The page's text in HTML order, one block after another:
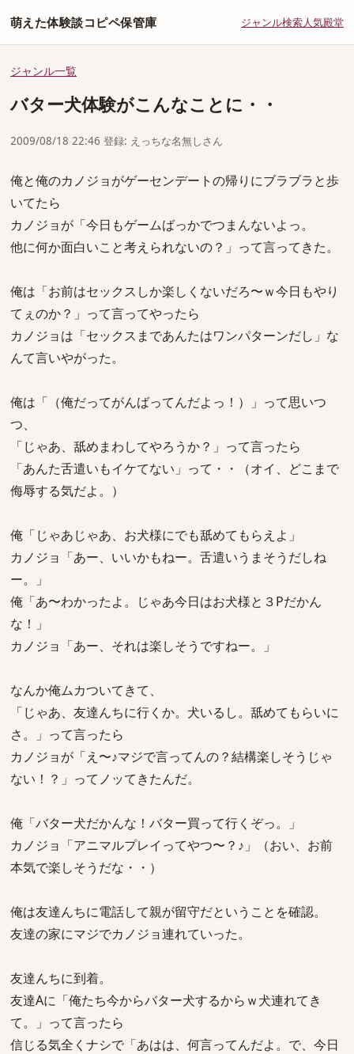
萌えた体験談コピペ保管庫 ジャンル検索人気殿堂
ジャンル一覧
バター犬体験がこんなことに・・
2009/08/18 22:46 登録: えっちな名無しさん
俺と俺のカノジョがゲーセンデートの帰りにブラブラと歩
いてたら
カノジョが「今日もゲームばっかでつまんないよっ。
他に何か面白いこと考えられないの？」って言ってきた。
俺は「お前はセックスしか楽しくないだろ〜ｗ今日もやり
てぇのか？」って言ってやったら
カノジョは「セックスまであんたはワンパターンだし」な
んて言いやがった。
俺は「（俺だってがんばってんだよっ！）」って思いつ
つ、
「じゃあ、舐めまわしてやろうか？」って言ったら
「あんた舌遣いもイケてない」って・・（オイ、どこまで
侮辱する気だよ。）
俺「じゃあじゃあ、お犬様にでも舐めてもらえよ」
カノジョ「あー、いいかもねー。舌遣いうまそうだしね
ー。」
俺「あ〜わかったよ。じゃあ今日はお犬様と３Pだかん
な！」
カノジョ「あー、それは楽しそうですねー。」
なんか俺ムカついてきて、
「じゃあ、友達んちに行くか。犬いるし。舐めてもらいに
さ。」って言ったら
カノジョが「え〜♪マジで言ってんの？結構楽しそうじゃ
ない！？」ってノッてきたんだ。
俺「バター犬だかんな！バター買って行くぞっ。」
カノジョ「アニマルプレイってやつ〜？♪」（おい、お前
本気で楽しそうだな・・）
俺は友達んちに電話して親が留守だということを確認。
友達の家にマジでカノジョ連れていった。
友達んちに到着。
友達Aに「俺たち今からバター犬するからｗ犬連れてき
て。」って言ったら
信じる気全くナシで「あはは、何言ってんだよ。で、今日